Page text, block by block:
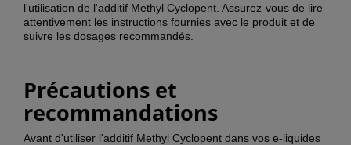
l'utilisation de l'additif Methyl Cyclopent. Assurez-vous de lire
attentivement les instructions fournies avec le produit et de
suivre les dosages recommandés.
Précautions et
recommandations
Avant d'utiliser l'additif Methyl Cyclopent dans vos e-liquides